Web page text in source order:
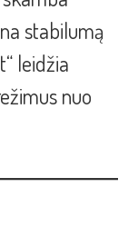
stabilumą
leidžia
nuo